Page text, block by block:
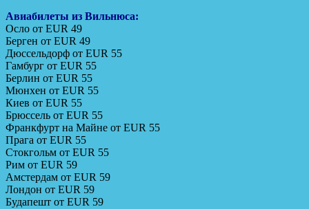
Авиабилеты из Вильнюса:
Осло от EUR 49
Берген от EUR 49
Дюссельдорф от EUR 55
Гамбург от EUR 55
Берлин от EUR 55
Мюнхен от EUR 55
Киев от EUR 55
Брюссель от EUR 55
Франкфурт на Майне от EUR 55
Прага от EUR 55
Стокгольм от EUR 55
Рим от EUR 59
Амстердам от EUR 59
Лондон от EUR 59
Будапешт от EUR 59